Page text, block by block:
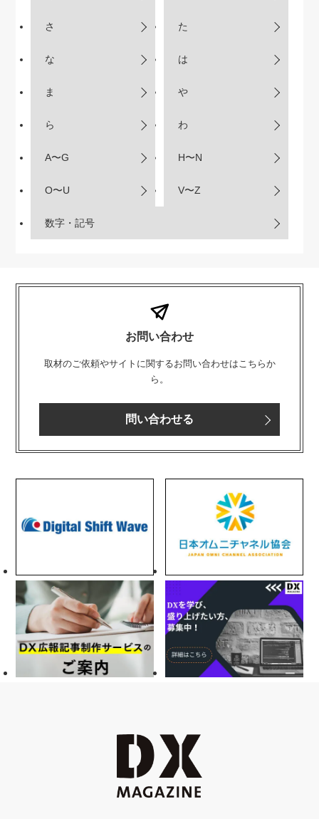
さ た
な は
ま や
ら わ
A〜G H〜N
O〜U V〜Z
数字・記号
お問い合わせ
取材のご依頼やサイトに関するお問い合わせはこちらか
ら。
問い合わせる